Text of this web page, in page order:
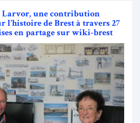
Larvor, une contribution
l’histoire de Brest à travers 27
en partage sur wiki-brest